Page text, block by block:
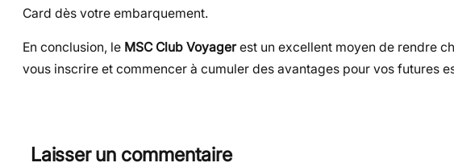
Card dès votre embarquement.
En conclusion, le MSC Club Voyagerest un excellent moyen de rendre
vous inscrire et commencer à cumuler des avantages pour vos futures
Laisser un commentaire